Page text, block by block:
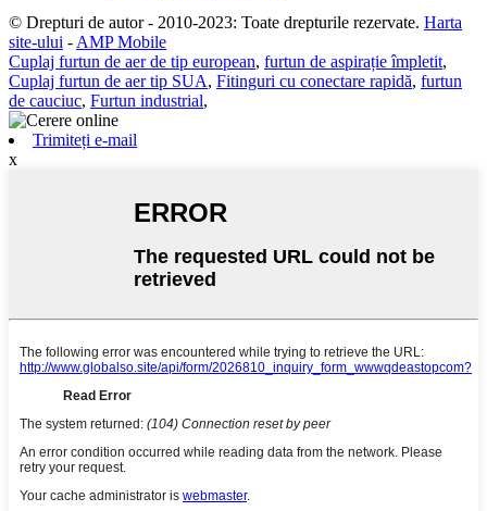
© Drepturi de autor - 2010-2023: Toate drepturile rezervate. Harta
site-ului -AMP Mobile
Cuplaj furtun de aer de tip european, furtun de aspirație împletit,
Cuplaj furtun de aer tip SUA, Fitinguri cu conectare rapidă, furtun
de cauciuc, Furtun industrial,
Trimiteți e-mail
x